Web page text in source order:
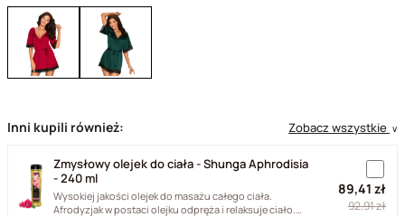
Inni kupili również: Zobacz wszystkie ∨
Zmysłowy olejek do ciała - Shunga Aphrodisia
- 240 ml
Wysokiej jakości olejek do masażu całego ciała.
Afrodyzjak w postaci olejku odpręża i relaksuje ciało.
89,41 zł
92,91 zł